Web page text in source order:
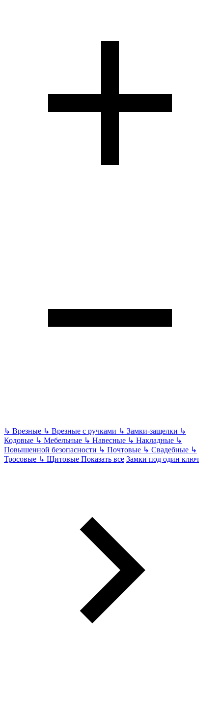
↳ Врезные ↳ Врезные с ручками ↳ Замки-защелки ↳
Кодовые ↳ Мебельные ↳ Навесные ↳ Накладные ↳
Повышенной безопасности ↳ Почтовые ↳ Свадебные ↳
Тросовые ↳ Щитовые Показать все Замки под один ключ